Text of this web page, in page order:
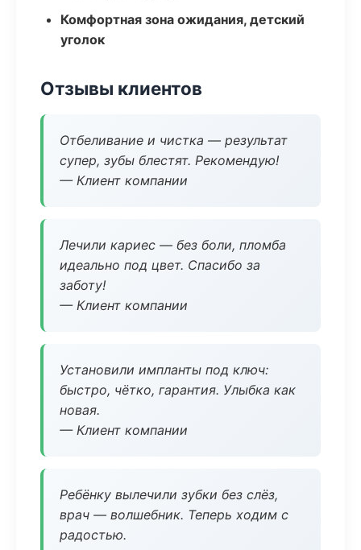
Комфортная зона ожидания, детский
уголок
Отзывы клиентов
Отбеливание и чистка — результат
супер, зубы блестят. Рекомендую!
— Клиент компании
Лечили кариес — без боли, пломба
идеально под цвет. Спасибо за
заботу!
— Клиент компании
Установили импланты под ключ:
быстро, чётко, гарантия. Улыбка как
новая.
— Клиент компании
Ребёнку вылечили зубки без слёз,
врач — волшебник. Теперь ходим с
радостью.